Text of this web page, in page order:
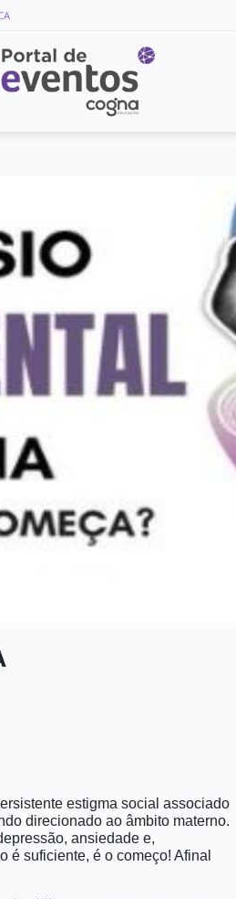
estigma social associado
direcionado ao âmbito materno.
ansiedade e,
é suficiente, é o começo! Afinal